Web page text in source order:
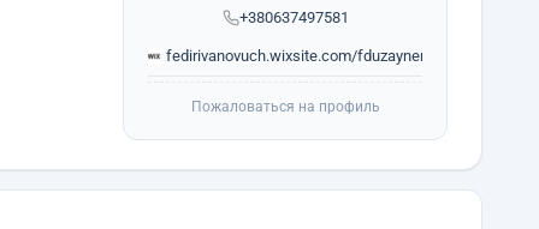
+380637497581
fedirivanovuch.wixsite.com/fduzayner
Пожаловаться на профиль